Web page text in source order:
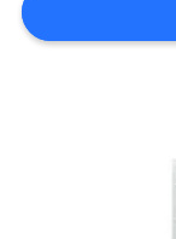
PRIVACY